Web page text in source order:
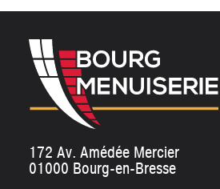
172 Av. Amédée Mercier
01000 Bourg-en-Bresse